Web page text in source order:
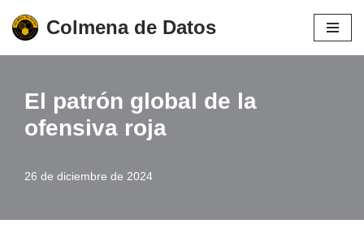
Saltar
Colmena de Datos
El patrón global de la
ofensiva roja
26 de diciembre de 2024